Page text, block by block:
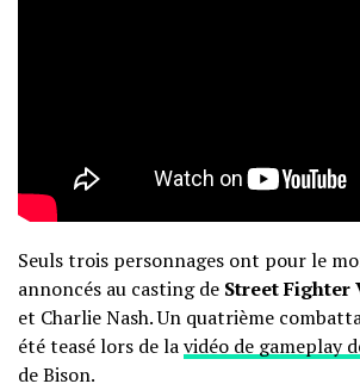
Seuls trois personnages ont pour le
annoncés au casting de Street Fighter
et Charlie Nash. Un quatrième
été teasé lors de lavidéo de gameplay
de Bison.